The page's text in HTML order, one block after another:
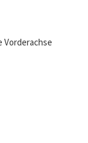
Vorderachse